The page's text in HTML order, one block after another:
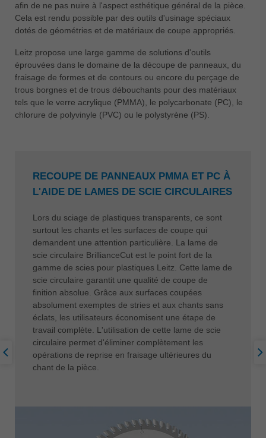
afin de ne pas nuire à l'aspect esthétique général de la pièce.
Cela est rendu possible par des outils d'usinage spéciaux
dotés de géométries et de matériaux de coupe appropriés.
Leitz propose une large gamme de solutions d'outils
éprouvées dans le domaine de la découpe de panneaux, du
fraisage de formes et de contours ou encore du perçage de
trous borgnes et de trous débouchants pour des matériaux
tels que le verre acrylique (PMMA), le polycarbonate (PC), le
chlorure de polyvinyle (PVC) ou le polystyrène (PS).
RECOUPE DE PANNEAUX PMMA ET PC À
L'AIDE DE LAMES DE SCIE CIRCULAIRES
Lors du sciage de plastiques transparents, ce sont
surtout les chants et les surfaces de coupe qui
demandent une attention particulière. La lame de
scie circulaire BrillianceCut est le point fort de la
gamme de scies pour plastiques Leitz. Cette lame de
scie circulaire garantit une qualité de coupe de
finition absolue. Grâce aux surfaces coupées
absolument exemptes de stries et aux chants sans
éclats, les utilisateurs économisent une étape de
travail complète. L'utilisation de cette lame de scie
circulaire permet d'éliminer complètement les
opérations de reprise en fraisage ultérieures du
chant de la pièce.